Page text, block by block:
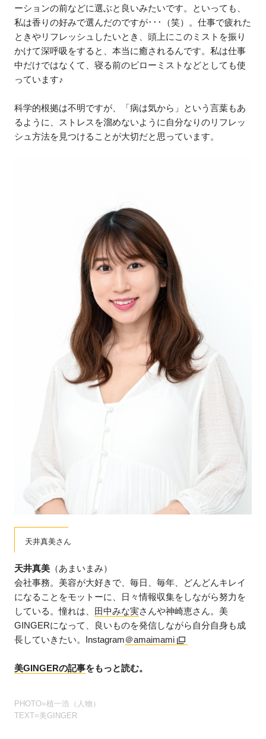
ーションの前などに選ぶと良いみたいです。といっても、
私は香りの好みで選んだのですが･･･（笑）。仕事で疲れた
ときやリフレッシュしたいとき、頭上にこのミストを振り
かけて深呼吸をすると、本当に癒されるんです。私は仕事
中だけではなくて、寝る前のピローミストなどとしても使
っています♪
科学的根拠は不明ですが、「病は気から」という言葉もあ
るように、ストレスを溜めないように自分なりのリフレッ
シュ方法を見つけることが大切だと思っています。
天井真美さん
天井真美 （あまいまみ）
会社事務。美容が大好きで、毎日、毎年、どんどんキレイ
になることをモットーに、日々情報収集をしながら努力を
している。憧れは、 田中みな実さんや神崎恵さん。美
GINGERになって、良いものを発信しながら自分自身も成
長していきたい。Instagram＠amaimami
美GINGERの記事をもっと読む。
PHOTO=植一浩（人物）
TEXT=美GINGER